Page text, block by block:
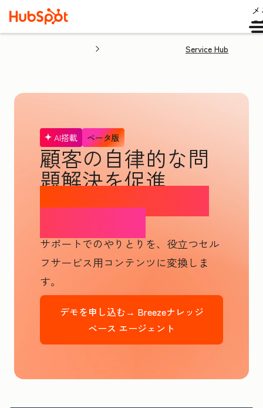
Service Hub
AI搭載 ベータ版
顧客の自律的な問
題解決を促進
ナレッジベースエ
サポートでのやりとりを、役立つセル
フサービス用コンテンツに変換しま
す。
デモを申し込む→ Breezeナレッジ
ベース エージェント